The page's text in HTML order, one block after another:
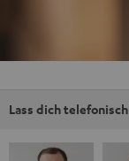
Lass dich